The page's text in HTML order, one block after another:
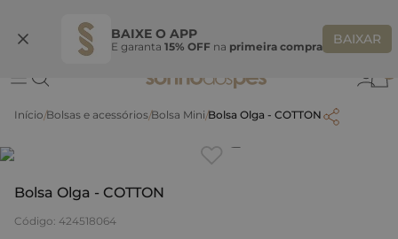
BAIXE O APP
E garanta 15% OFF na primeira compra BAIXAR
Ganhe 10% OFF na coleção utilizando o código do seu vendedor*
Bolsas e acessórios Bolsa Mini Bolsa Olga - COTTON
Bolsa Olga - COTTON
Código: 424518064